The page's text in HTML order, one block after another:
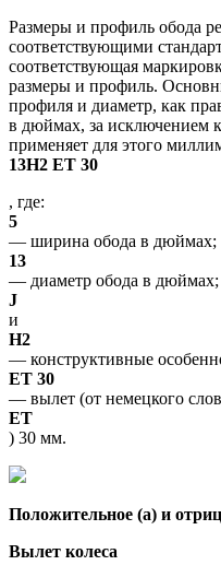
Размеры и профиль обода
соответствующими
соответствующая
размеры и профиль.
профиля и диаметр, как
в дюймах, за исключением
применяет для этого
13H2 ET 30
, где:
5
— ширина обода в дюймах;
13
— диаметр обода в дюймах;
J
и
H2
— конструктивные
ET 30
— вылет (от немецкого
ET
) 30 мм.
Положительное (а) и
Вылет колеса